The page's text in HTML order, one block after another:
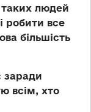
людей
робити все
більшість
заради
всім, хто